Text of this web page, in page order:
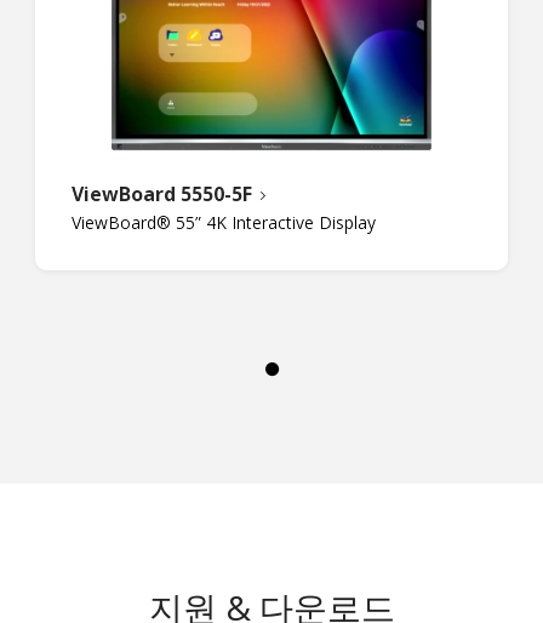
ViewBoard 5550-5F
ViewBoard® 55” 4K Interactive Display
지원 & 다운로드